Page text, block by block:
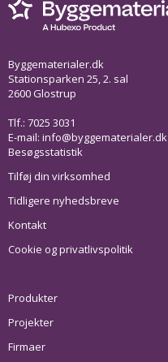
Byggematerialer.dk
Stationsparken 25, 2. sal
2600 Glostrup
Tlf.: 7025 3031
E-mail: info@byggematerialer.dk
Besøgsstatistik
Tilføj din virksomhed
Tidligere nyhedsbreve
Kontakt
Cookie og privatlivspolitik
Produkter
Projekter
Firmaer